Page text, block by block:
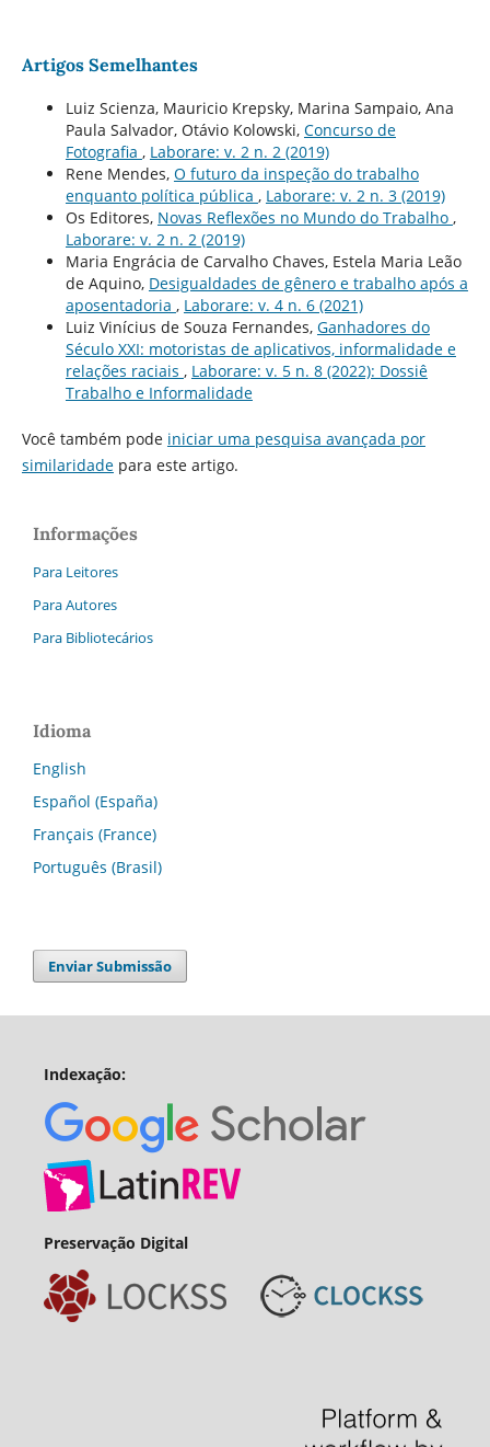
Artigos Semelhantes
Luiz Scienza, Mauricio Krepsky, Marina Sampaio, Ana
Paula Salvador, Otávio Kolowski, Concurso de
Fotografia , Laborare: v. 2 n. 2 (2019)
Rene Mendes, O futuro da inspeção do trabalho
enquanto polí­tica pública , Laborare: v. 2 n. 3 (2019)
Os Editores, Novas Reflexões no Mundo do Trabalho ,
Laborare: v. 2 n. 2 (2019)
Maria Engrácia de Carvalho Chaves, Estela Maria Leão
de Aquino, Desigualdades de gênero e trabalho após a
aposentadoria , Laborare: v. 4 n. 6 (2021)
Luiz Vinícius de Souza Fernandes, Ganhadores do
Século XXI: motoristas de aplicativos, informalidade e
relações raciais , Laborare: v. 5 n. 8 (2022): Dossiê
Trabalho e Informalidade
Você também pode iniciar uma pesquisa avançada por
similaridadepara este artigo.
Informações
Para Leitores
Para Autores
Para Bibliotecários
Idioma
English
Español (España)
Français (France)
Português (Brasil)
Enviar Submissão
Indexação:
Preservação Digital